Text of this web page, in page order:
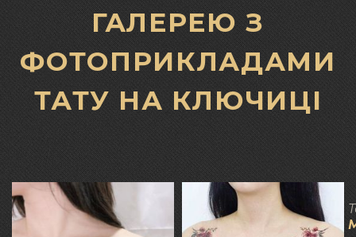
ГАЛЕРЕЮ З
ФОТОПРИКЛАДАМИ
ТАТУ НА КЛЮЧИЦІ